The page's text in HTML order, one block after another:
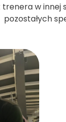
trenera w innej
pozostałych